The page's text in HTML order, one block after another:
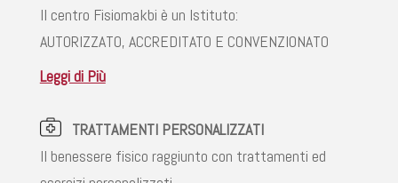
Il centro Fisiomakbi è un Istituto:
AUTORIZZATO, ACCREDITATO E CONVENZIONATO
Leggi di Più
TRATTAMENTI PERSONALIZZATI
Il benessere fisico raggiunto con trattamenti ed